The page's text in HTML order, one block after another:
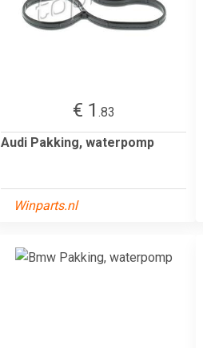
€ 1 .83
Audi Pakking, waterpomp
Winparts.nl